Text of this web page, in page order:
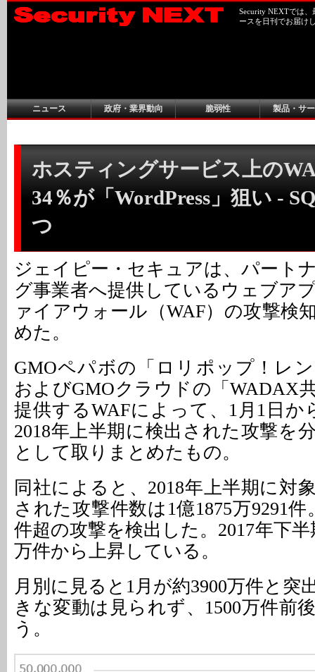
Security NEXTでは
ースを日刊でお届け
ニュース 政府・業界動向 脆弱性 製品・サ
ホスティングサービス上の
34％が「WordPress」狙い -
つ
ジェイピー・セキュアは、パート
グ事業者へ提供しているウェブア
ァイアウォール（WAF）の攻撃検
めた。
GMOペパボの「ロリポップ！レ
およびGMOクラウドの「WADAX
提供するWAFによって、1月1日か
2018年上半期に検出された攻撃を
として取りまとめたもの。
同社によると、2018年上半期に対
された攻撃件数は1億1875万9291
件超の攻撃を検出した。2017年下
万件から上昇している。
月別に見ると1月が約3900万件と突
きな変動は見られず、1500万件前
う。